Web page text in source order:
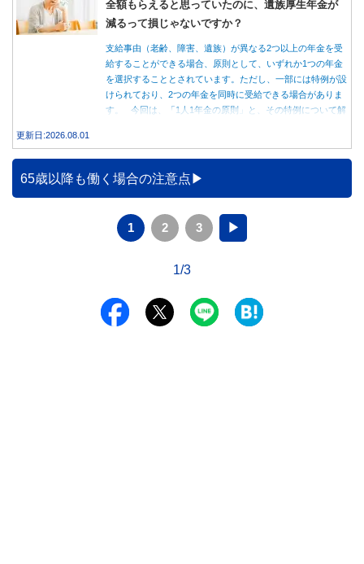
全額もらえると思っていたのに、遺族厚生年金が
減るって損じゃないですか？
支給事由（老齢、障害、遺族）が異なる2つ以上の年金を受
給することができる場合、原則として、いずれか1つの年金
を選択することとされています。ただし、一部には特例が設
けられており、2つの年金を同時に受給できる場合がありま
す。 今回は、「1人1年金の原則」と、その特例について解
更新日:2026.08.01
65歳以降も働く場合の注意点
1 2 3 ▶
1/3